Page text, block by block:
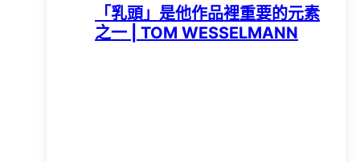
「乳頭」是他作品裡重要的元素
之一 | TOM WESSELMANN